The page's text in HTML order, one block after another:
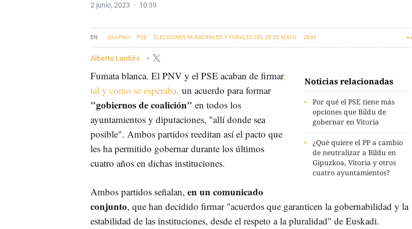
2 junio, 2023 10:39
EAJ-PNV PSE ELECCIONES MUNICIPALES Y FORALES DEL 28 DE MAYO 28-M
Alberto Lardiés
Noticias relacionadas
Por qué el PSE tiene más
opciones que Bildu de
gobernar en Vitoria
¿Qué quiere el PP a cambio
de neutralizar a Bildu en
Gipuzkoa, Vitoria y otros
cuatro ayuntamientos?
Fumata blanca. El PNV y el PSE acaban de firmar,
tal y como se esperaba, un acuerdo para formar
"gobiernos de coalición" en todos los
ayuntamientos y diputaciones, "allí donde sea
posible". Ambos partidos reeditan así el pacto que
les ha permitido gobernar durante los últimos
cuatro años en dichas instituciones.
Ambos partidos señalan, en un comunicado
conjunto, que han decidido firmar "acuerdos que garanticen la gobernabilidad y la
estabilidad de las instituciones, desde el respeto a la pluralidad" de Euskadi.